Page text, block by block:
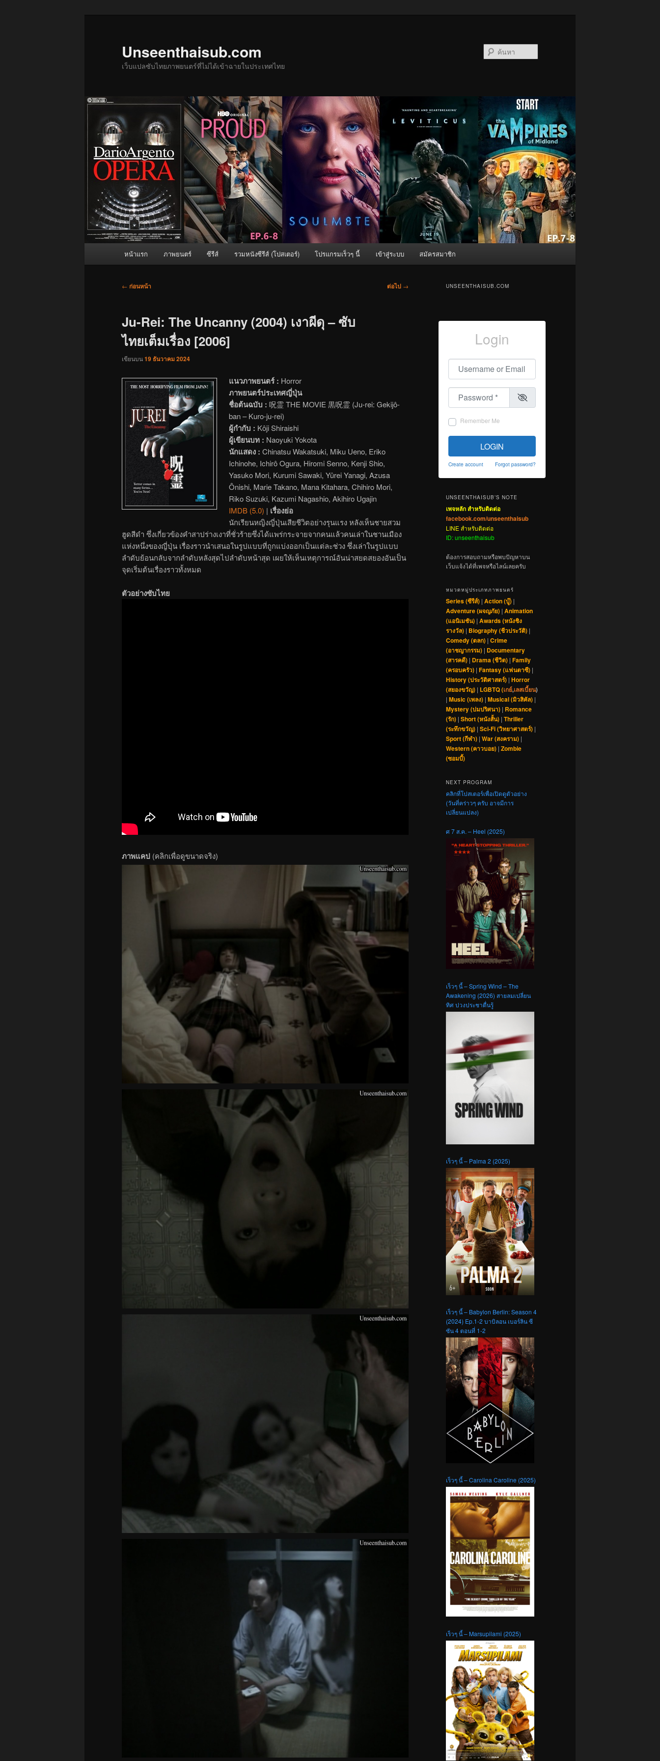
Unseenthaisub.com
เว็บแปลซับไทยภาพยนตร์ที่ไม่ได้เข้าฉายในประเทศไทย
หน้าแรก ภาพยนตร์ ซีรีส์ รวมหนังซีรีส์ (โปสเตอร์) โปรแกรมเร็วๆ นี้ เข้าสู่ระบบ สมัครสมาชิก
เมนู
← ก่อนหน้า ต่อไป →
Ju-Rei: The Uncanny (2004) เงาผีดุ – ซับ
ไทยเต็มเรื่อง [2006]
เขียนบน19 ธันวาคม 2024
แนวภาพยนตร์ : Horror
ภาพยนตร์ประเทศญี่ปุ่น
ชื่อต้นฉบับ : 呪霊 THE MOVIE 黒呪霊 (Ju-rei: Gekijô-
ban – Kuro-ju-rei)
ผู้กำกับ : Kôji Shiraishi
ผู้เขียนบท : Naoyuki Yokota
นักแสดง : Chinatsu Wakatsuki, Miku Ueno, Eriko
Ichinohe, Ichirô Ogura, Hiromi Senno, Kenji Shio,
Yasuko Mori, Kurumi Sawaki, Yûrei Yanagi, Azusa
Ônishi, Marie Takano, Mana Kitahara, Chihiro Mori,
Riko Suzuki, Kazumi Nagashio, Akihiro Ugajin
IMDB (5.0) | เรื่องย่อ
นักเรียนหญิงญี่ปุ่นเสียชีวิตอย่างรุนแรง หลังเห็นชายสวม
ฮูดสีดำ ซึ่งเกี่ยวข้องคำสาปร่างเงาที่ชั่วร้ายซึ่งได้แพร่กระจายจากคนแล้วคนเล่าในชานเมือง
แห่งหนึ่งของญี่ปุ่น เรื่องราวนำเสนอในรูปแบบที่ถูกแบ่งออกเป็นแต่ละช่วง ซึ่งเล่าในรูปแบบ
ลำดับย้อนกลับจากลำดับหลังสุดไปลำดับหน้าสุด เผยให้เห็นเหตุการณ์อันน่าสยดสยองอันเป็น
จุดเริ่มต้นเรื่องราวทั้งหมด
ตัวอย่างซับไทย
ภาพแคป (คลิกเพื่อดูขนาดจริง)
UNSEENTHAISUB.COM
Login
Username or Email
Password
Remember Me
LOGIN
Create account Forgot password?
UNSEENTHAISUB’S NOTE
เพจหลัก สำหรับติดต่อ
facebook.com/unseenthaisub
LINE สำหรับติดต่อ
ID: unseenthaisub
ต้องการสอบถามหรือพบปัญหาบน
เว็บแจ้งได้ที่เพจหรือไลน์เลยครับ
หมวดหมู่ประเภทภาพยนตร์
Series (ซีรีส์) | Action (บู๊) |
Adventure (ผจญภัย) | Animation
(แอนิเมชัน) | Awards (หนังชิง
รางวัล) | Biography (ชีวประวัติ) |
Comedy (ตลก) | Crime
(อาชญากรรม) | Documentary
(สารคดี) | Drama (ชีวิต) | Family
(ครอบครัว) | Fantasy (แฟนตาซี) |
History (ประวัติศาสตร์) | Horror
(สยองขวัญ) | LGBTQ (เกย์,เลสเบี้ยน)
| Music (เพลง) | Musical (มิวสิคัล) |
Mystery (ปมปริศนา) | Romance
(รัก) | Short (หนังสั้น) | Thriller
(ระทึกขวัญ) | Sci-Fi (วิทยาศาสตร์) |
Sport (กีฬา) | War (สงคราม) |
Western (คาวบอย) | Zombie
(ซอมบี้)
NEXT PROGRAM
คลิกที่โปสเตอร์เพื่อเปิดดูตัวอย่าง
(วันที่คร่าวๆ ครับ อาจมีการ
เปลี่ยนแปลง)
ศ 7 ส.ค. – Heel (2025)
เร็วๆ นี้ – Spring Wind – The
Awakening (2026) สายลมเปลี่ยน
ทิศ ปวงประชาตื่นรู้
เร็วๆ นี้ – Palma 2 (2025)
เร็วๆ นี้ – Babylon Berlin: Season 4
(2024) Ep.1-2 บาบิลอน เบอร์ลิน ซี
ซัน 4 ตอนที่ 1-2
เร็วๆ นี้ – Carolina Caroline (2025)
เร็วๆ นี้ – Marsupilami (2025)